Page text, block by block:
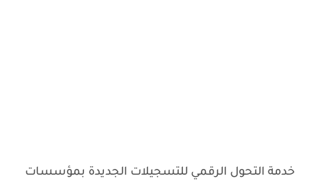
خدمة التحول الرقمي للتسجيلات الجديدة بمؤسسات